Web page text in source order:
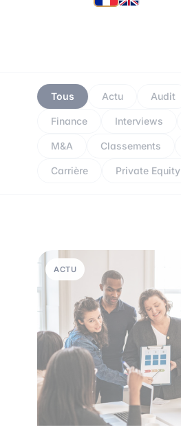
Tous Actu Audit
Finance Interviews
M&A Classements
Carrière Private Equity
ACTU